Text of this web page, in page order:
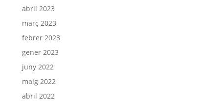
abril 2023
març 2023
febrer 2023
gener 2023
juny 2022
maig 2022
abril 2022